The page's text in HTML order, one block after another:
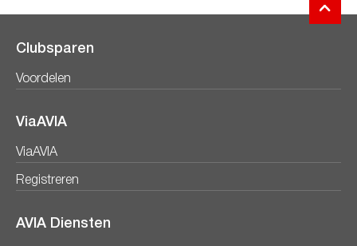
Clubsparen
Voordelen
ViaAVIA
ViaAVIA
Registreren
AVIA Diensten